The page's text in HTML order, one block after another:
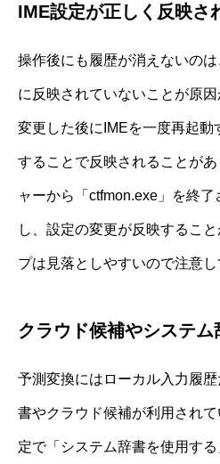
IME設定が正しく反映さ
操作後にも履歴が消えないの
に反映されていないことが原
変更した後にIMEを一度再起動
することで反映されることが
ャーから「ctfmon.exe」を終
し、設定の変更が反映するこ
プは見落としやすいので注意し
クラウド候補やシステム
予測変換にはローカル入力履
書やクラウド候補が利用され
定で「システム辞書を使用す